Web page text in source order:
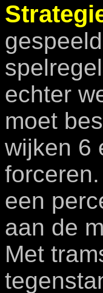
echter
moet
wijken 6
een
aan de
Met